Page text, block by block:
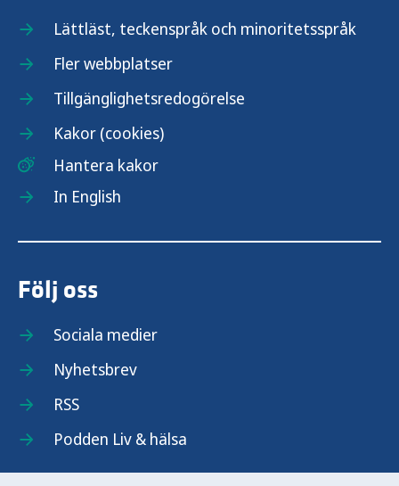
Lättläst, teckenspråk och minoritetsspråk
Fler webbplatser
Tillgänglighetsredogörelse
Kakor (cookies)
Hantera kakor
In English
Följ oss
Sociala medier
Nyhetsbrev
RSS
Podden Liv & hälsa